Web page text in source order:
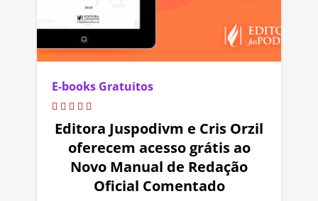
E-books Gratuitos
Editora Juspodivm e Cris Orzil
oferecem acesso grátis ao
Novo Manual de Redação
Oficial Comentado